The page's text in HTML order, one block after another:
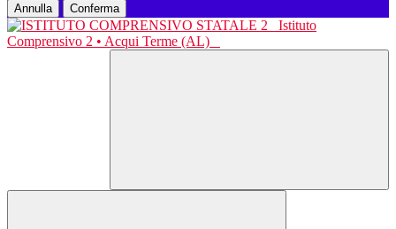
Annulla Conferma
Istituto
Comprensivo 2 • Acqui Terme (AL)